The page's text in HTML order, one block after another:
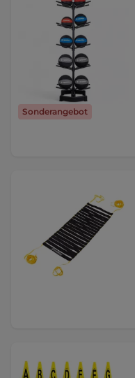
Sonderangebot